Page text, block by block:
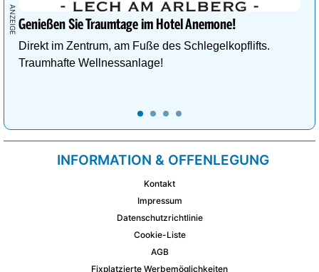
Genießen Sie Traumtage im Hotel Anemone!
Direkt im Zentrum, am Fuße des Schlegelkopflifts.
Traumhafte Wellnessanlage!
INFORMATION & OFFENLEGUNG
Kontakt
Impressum
Datenschutzrichtlinie
Cookie-Liste
AGB
Fixplatzierte Werbemöglichkeiten